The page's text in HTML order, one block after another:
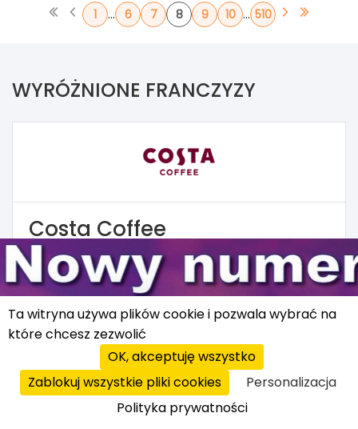
1 ... 6 7 8 9 10 ... 510
WYRÓŻNIONE FRANCZYZY
Costa Coffee
Kawiarnie
400 000 zł
Ta witryna używa plików cookie i pozwala wybrać na
które chcesz zezwolić
OK, akceptuję wszystko
Zablokuj wszystkie pliki cookies
Personalizacja
Polityka prywatności